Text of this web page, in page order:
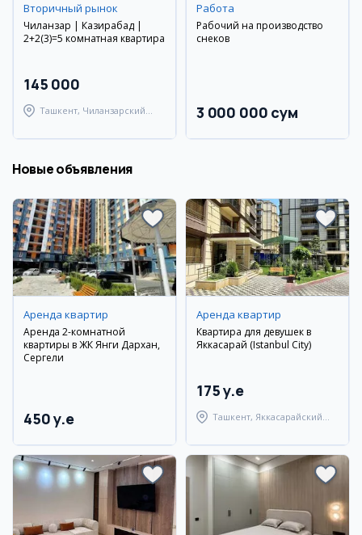
Вторичный рынок
Чиланзар | Казирабад |
2+2(3)=5 комнатная квартира
145 000
Ташкент, Чиланзарский
Работа
Рабочий на производство
снеков
3 000 000 сум
Новые объявления
Аренда квартир
Аренда 2-комнатной
квартиры в ЖК Янги Дархан,
Сергели
450 y.e
Аренда квартир
Квартира для девушек в
Яккасарай (Istanbul City)
175 y.e
Ташкент, Яккасарайский